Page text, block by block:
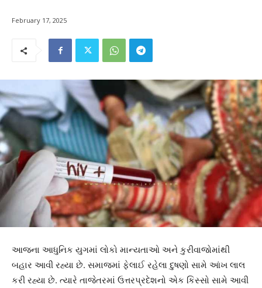
February 17, 2025
આજના આધુનિક યુગમાં લોકો માન્યતાઓ અને કુરીવાજોમાંથી
બહાર આવી રહ્યા છે. સમાજમાં ફેલાઈ રહેલા દુષણો સામે આંખ લાલ
કરી રહ્યા છે. ત્યારે તાજેતરમાં ઉત્તરપ્રદેશનો એક કિસ્સો સામે આવી